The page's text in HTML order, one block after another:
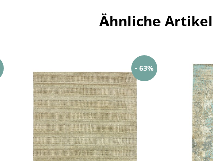
Ähnliche Artikel
- 63%